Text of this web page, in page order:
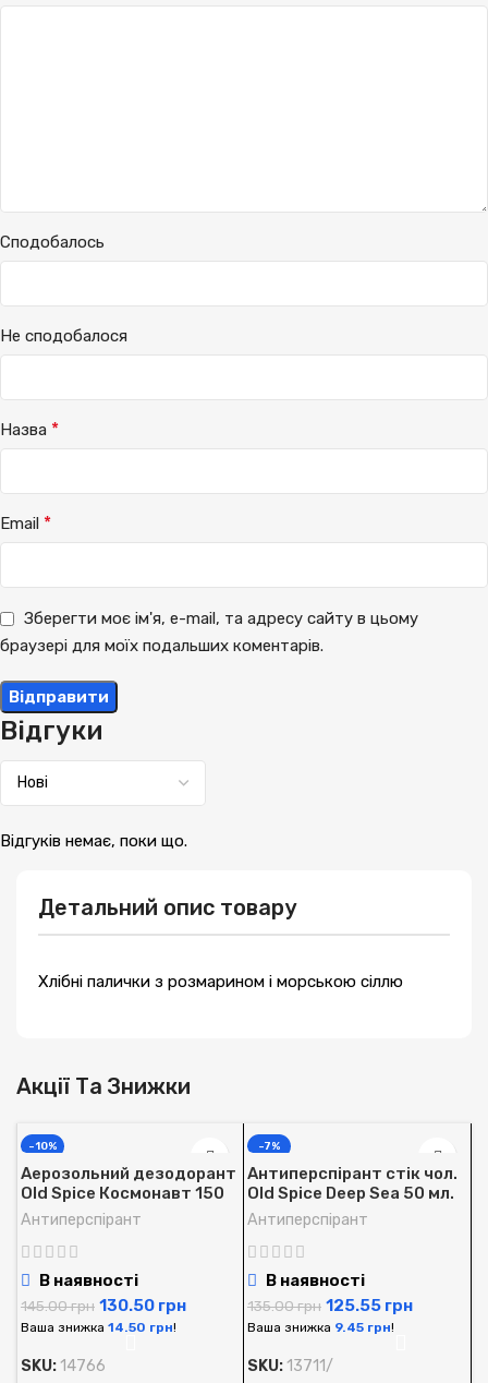
Детальний опис товару
Хлібні палички з розмарином і морською сіллю
Відгуки
Відгуків немає, поки що.
Сподобалось
Не сподобалося
Назва *
Email *
Зберегти моє ім'я, e-mail, та адресу сайту в цьому
браузері для моїх подальших коментарів.
Акції Та Знижки
-10%
Аерозольний дезодорант
Old Spice Космонавт 150
мл.
Антиперспірант
В наявності
145.00грн 130.50 грн
Ваша знижка 14.50 грн!
SKU: 14766
-7%
Антиперспірант стік чол.
Old Spice Deep Sea 50 мл.
Антиперспірант
В наявності
135.00грн 125.55 грн
Ваша знижка 9.45 грн!
SKU: 13711/